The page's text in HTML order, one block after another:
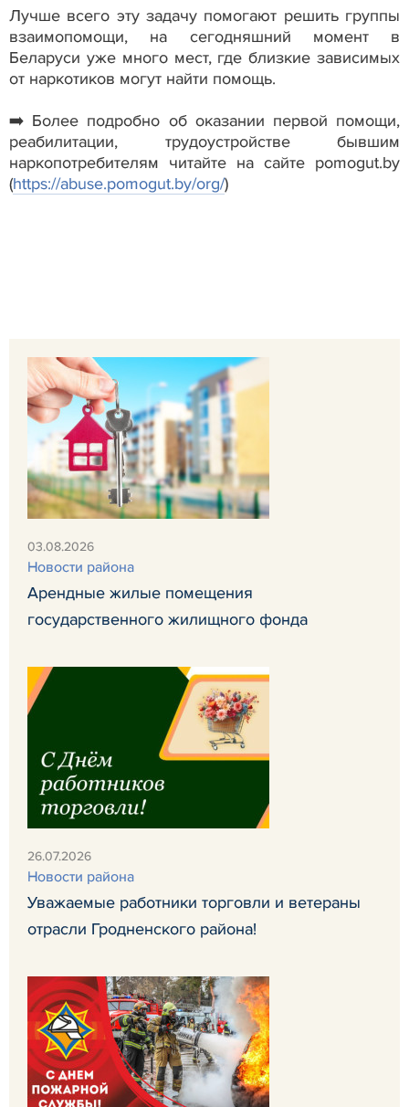
Лучше всего эту задачу помогают решить группы
взаимопомощи, на сегодняшний момент в
Беларуси уже много мест, где близкие зависимых
от наркотиков могут найти помощь.
➡️ Более подробно об оказании первой помощи,
реабилитации, трудоустройстве бывшим
наркопотребителям читайте на сайте pomogut.by
(https://abuse.pomogut.by/org/)
03.08.2026
Новости района
Арендные жилые помещения
государственного жилищного фонда
26.07.2026
Новости района
Уважаемые работники торговли и ветераны
отрасли Гродненского района!